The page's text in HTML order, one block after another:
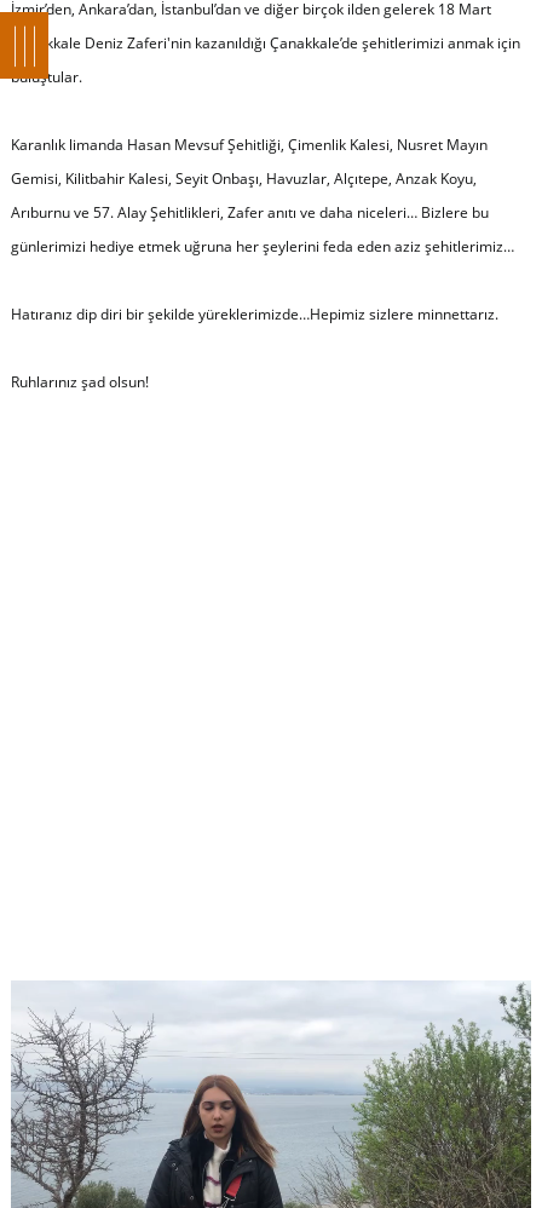
İzmir’den, Ankara’dan, İstanbul’dan ve diğer birçok ilden gelerek 18 Mart
Çanakkale Deniz Zaferi'nin kazanıldığı Çanakkale’de şehitlerimizi anmak için
buluştular.
Karanlık limanda Hasan Mevsuf Şehitliği, Çimenlik Kalesi, Nusret Mayın
Gemisi, Kilitbahir Kalesi, Seyit Onbaşı, Havuzlar, Alçıtepe, Anzak Koyu,
Arıburnu ve 57. Alay Şehitlikleri, Zafer anıtı ve daha niceleri… Bizlere bu
günlerimizi hediye etmek uğruna her şeylerini feda eden aziz şehitlerimiz…
Hatıranız dip diri bir şekilde yüreklerimizde…Hepimiz sizlere minnettarız.
Ruhlarınız şad olsun!